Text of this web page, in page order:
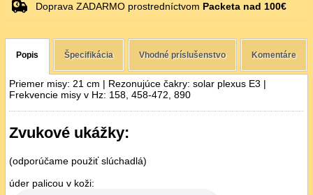
Doprava ZADARMO prostredníctvom Packeta nad 100€
Popis Špecifikácia Vhodné príslušenstvo Komentáre
Priemer misy: 21 cm | Rezonujúce čakry: solar plexus E3 |
Frekvencie misy v Hz: 158, 458-472, 890
Zvukové ukážky:
(odporúčame použiť slúchadlá)
úder palicou v koži: